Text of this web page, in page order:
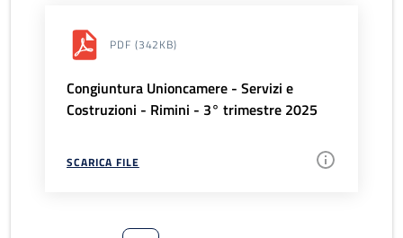
PDF (342KB)
Congiuntura Unioncamere - Servizi e
Costruzioni - Rimini - 3° trimestre 2025
SCARICA FILE